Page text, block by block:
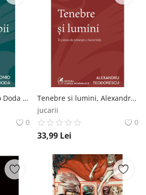
Primele fobii, Antonio Doda ART
0
Tenebre si lumini, Alexandru Teodorescu ART
jucarii
0
33,99 Lei